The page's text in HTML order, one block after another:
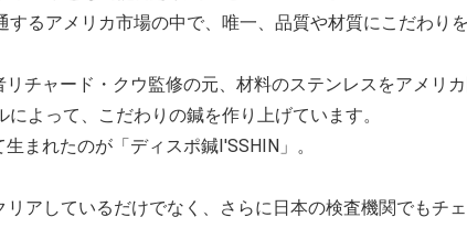
るアメリカ市場の中で、唯一、品質や材質にこだわり
チャード・クウ監修の元、材料のステンレスをアメリ
よって、こだわりの鍼を作り上げています。
まれたのが「ディスポ鍼I'SSHIN」。
アしているだけでなく、さらに日本の検査機関でもチ